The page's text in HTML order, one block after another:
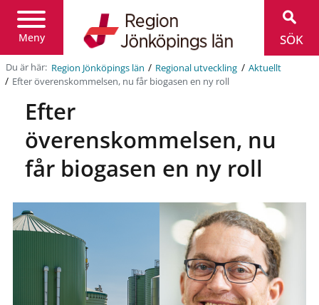
Meny
Jönköpings
län
SÖK
Du är här: Region Jönköpings län / Regional utveckling / Aktuellt
/ Efter överenskommelsen, nu får biogasen en ny roll
Efter
överenskommelsen, nu
får biogasen en ny roll